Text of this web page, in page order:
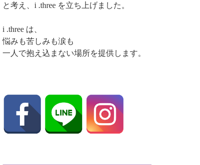
と考え、i .three を立ち上げました。
i .three は、
悩みも苦しみも涙も
一人で抱え込まない場所を提供します。